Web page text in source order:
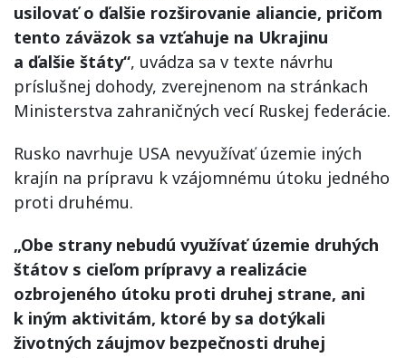
usilovať o ďalšie rozširovanie aliancie, pričom
tento záväzok sa vzťahuje na Ukrajinu
a ďalšie štáty“, uvádza sa v texte návrhu
príslušnej dohody, zverejnenom na stránkach
Ministerstva zahraničných vecí Ruskej federácie.
Rusko navrhuje USA nevyužívať územie iných
krajín na prípravu k vzájomnému útoku jedného
proti druhému.
„Obe strany nebudú využívať územie druhých
štátov s cieľom prípravy a realizácie
ozbrojeného útoku proti druhej strane, ani
k iným aktivitám, ktoré by sa dotýkali
životných záujmov bezpečnosti druhej